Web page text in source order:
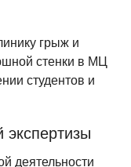
грыж и
стенки в МЦ
студентов и
деятельности